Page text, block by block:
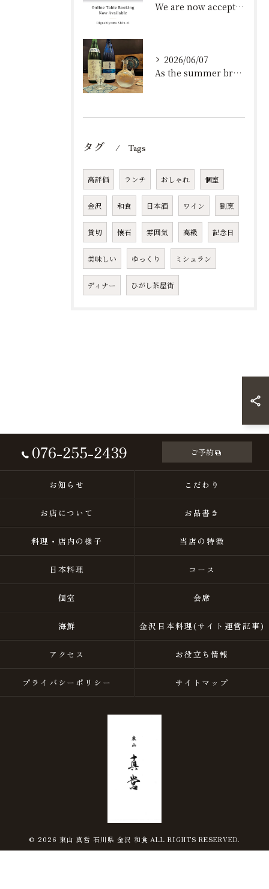
We are now accepting online re...
2026/06/07
​As the summer breeze settles ...
タグ Tags
高評価 ランチ おしゃれ 個室
金沢 和食 日本酒 ワイン 割烹
貸切 懐石 雰囲気 高級 記念日
美味しい ゆっくり ミシュラン
ディナー ひがし茶屋街
076-255-2439 ご予約
お知らせ こだわり
お店について お品書き
料理・店内の様子 当店の特徴
日本料理 コース
個室 会席
海鮮 金沢日本料理(サイト運営記事)
アクセス お役立ち情報
プライバシーポリシー サイトマップ
© 2026 東山 真営 石川県 金沢 和食 ALL RIGHTS RESERVED.